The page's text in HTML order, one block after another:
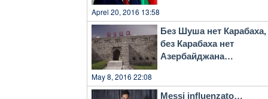
Aprel 20, 2016 13:58
Без Шуша нет Карабаха,
без Карабаха нет
Азербайджана…
May 8, 2016 22:08
Messi influenzato…